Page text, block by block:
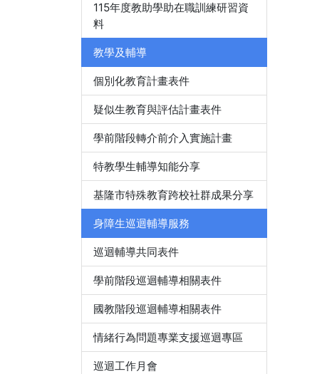
115年度教助學助在職訓練研習資
料
教學及輔導
個別化教育計畫表件
疑似生教育與評估計畫表件
學前階段轉介前介入實施計畫
特教學生輔導知能分享
基隆市特殊教育跨校社群成果分享
身障生巡迴輔導服務
巡迴輔導共同表件
學前階段巡迴輔導相關表件
國教階段巡迴輔導相關表件
情緒行為問題專業支援巡迴專區
巡迴工作月會